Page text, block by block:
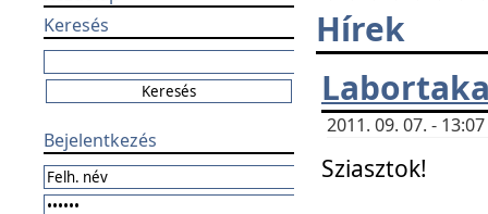
Keresés
Bejelentkezés
Hírek
2011. 09. 07. -
Sziasztok!